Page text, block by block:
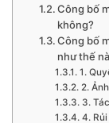
Công bố
không?
Công bố
như thế
1.
2.
3.
4.